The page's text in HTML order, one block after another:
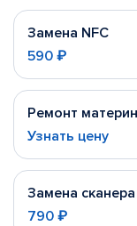
Замена NFC
590 ₽
Ремонт
Узнать цену
Замена
790 ₽